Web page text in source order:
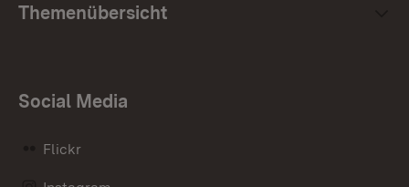
Themenübersicht
Social Media
Flickr